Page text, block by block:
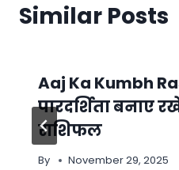
Similar Posts
Aaj Ka Kumbh
पारदर्शिता
राशिफल
By November 29, 2025